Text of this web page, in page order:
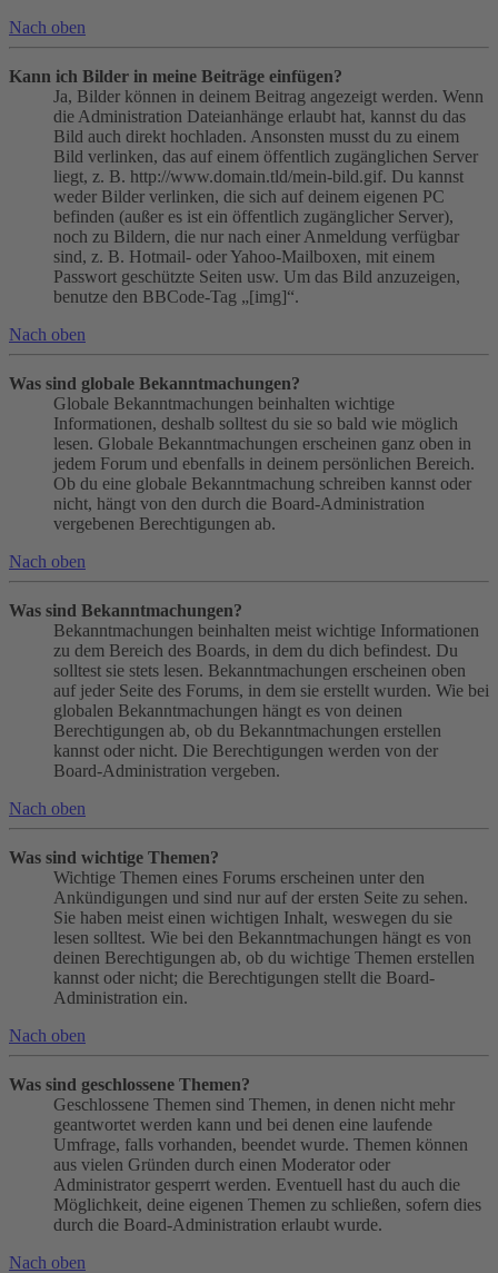
Nach oben
Kann ich Bilder in meine Beiträge einfügen?
Ja, Bilder können in deinem Beitrag angezeigt werden. Wenn
die Administration Dateianhänge erlaubt hat, kannst du das
Bild auch direkt hochladen. Ansonsten musst du zu einem
Bild verlinken, das auf einem öffentlich zugänglichen Server
liegt, z. B. http://www.domain.tld/mein-bild.gif. Du kannst
weder Bilder verlinken, die sich auf deinem eigenen PC
befinden (außer es ist ein öffentlich zugänglicher Server),
noch zu Bildern, die nur nach einer Anmeldung verfügbar
sind, z. B. Hotmail- oder Yahoo-Mailboxen, mit einem
Passwort geschützte Seiten usw. Um das Bild anzuzeigen,
benutze den BBCode-Tag „[img]“.
Nach oben
Was sind globale Bekanntmachungen?
Globale Bekanntmachungen beinhalten wichtige
Informationen, deshalb solltest du sie so bald wie möglich
lesen. Globale Bekanntmachungen erscheinen ganz oben in
jedem Forum und ebenfalls in deinem persönlichen Bereich.
Ob du eine globale Bekanntmachung schreiben kannst oder
nicht, hängt von den durch die Board-Administration
vergebenen Berechtigungen ab.
Nach oben
Was sind Bekanntmachungen?
Bekanntmachungen beinhalten meist wichtige Informationen
zu dem Bereich des Boards, in dem du dich befindest. Du
solltest sie stets lesen. Bekanntmachungen erscheinen oben
auf jeder Seite des Forums, in dem sie erstellt wurden. Wie bei
globalen Bekanntmachungen hängt es von deinen
Berechtigungen ab, ob du Bekanntmachungen erstellen
kannst oder nicht. Die Berechtigungen werden von der
Board-Administration vergeben.
Nach oben
Was sind wichtige Themen?
Wichtige Themen eines Forums erscheinen unter den
Ankündigungen und sind nur auf der ersten Seite zu sehen.
Sie haben meist einen wichtigen Inhalt, weswegen du sie
lesen solltest. Wie bei den Bekanntmachungen hängt es von
deinen Berechtigungen ab, ob du wichtige Themen erstellen
kannst oder nicht; die Berechtigungen stellt die Board-
Administration ein.
Nach oben
Was sind geschlossene Themen?
Geschlossene Themen sind Themen, in denen nicht mehr
geantwortet werden kann und bei denen eine laufende
Umfrage, falls vorhanden, beendet wurde. Themen können
aus vielen Gründen durch einen Moderator oder
Administrator gesperrt werden. Eventuell hast du auch die
Möglichkeit, deine eigenen Themen zu schließen, sofern dies
durch die Board-Administration erlaubt wurde.
Nach oben